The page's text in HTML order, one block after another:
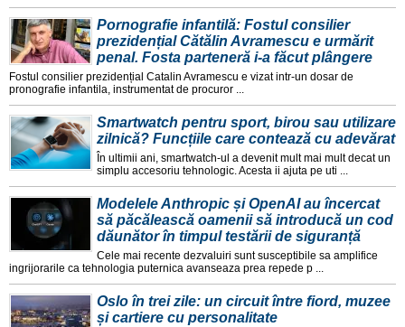
Pornografie infantilă: Fostul consilier
prezidențial Cătălin Avramescu e urmărit
penal. Fosta parteneră i-a făcut plângere
Fostul consilier prezidențial Catalin Avramescu e vizat intr-un dosar de
pronografie infantila, instrumentat de procuror ...
Smartwatch pentru sport, birou sau utilizare
zilnică? Funcțiile care contează cu adevărat
În ultimii ani, smartwatch-ul a devenit mult mai mult decat un
simplu accesoriu tehnologic. Acesta ii ajuta pe uti ...
Modelele Anthropic și OpenAI au încercat
să păcălească oamenii să introducă un cod
dăunător în timpul testării de siguranță
Cele mai recente dezvaluiri sunt susceptibile sa amplifice
ingrijorarile ca tehnologia puternica avanseaza prea repede p ...
Oslo în trei zile: un circuit între fiord, muzee
și cartiere cu personalitate